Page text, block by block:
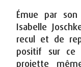
Émue par
Isabelle
recul et de
positif sur ce
projette